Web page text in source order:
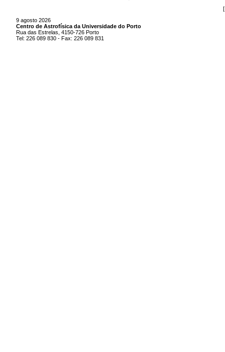
9 agosto 2026
Centro de Astrofísica da Universidade do Porto
Rua das Estrelas, 4150-726 Porto
Tel: 226 089 830 - Fax: 226 089 831